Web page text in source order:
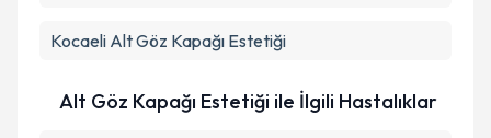
Kocaeli Alt Göz Kapağı Estetiği
Alt Göz Kapağı Estetiği ile İlgili Hastalıklar